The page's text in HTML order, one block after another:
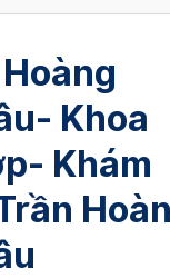
Khoa
Khám